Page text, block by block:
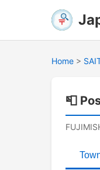
Home >
📮